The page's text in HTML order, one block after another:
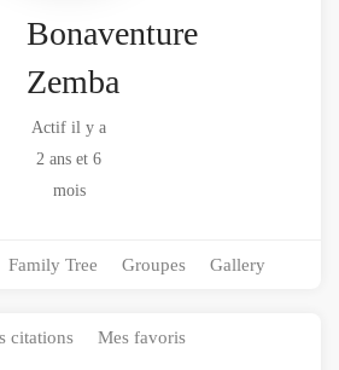
Bonaventure
Zemba
Actif il y a
2 ans et 6
mois
Family Tree Groupes Gallery
citations Mes favoris